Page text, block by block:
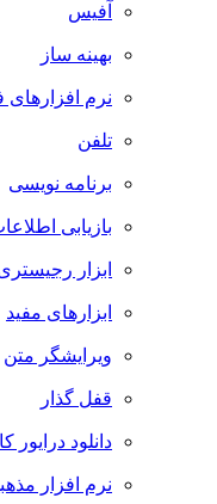
آفیس
بهینه ساز
نرم
تلفن
برنامه نویسی
بازیابی
ابزار
ابزارهای مفید
ویرایشگر متن
قفل گذار
دانلود درایور
نرم افزار